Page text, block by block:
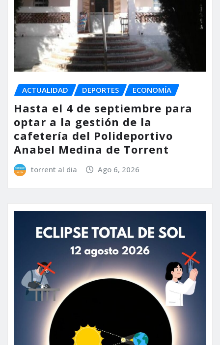
ACTUALIDAD DEPORTES ECONOMÍA
Hasta el 4 de septiembre para
optar a la gestión de la
cafetería del Polideportivo
Anabel Medina de Torrent
torrent al dia Ago 6, 2026